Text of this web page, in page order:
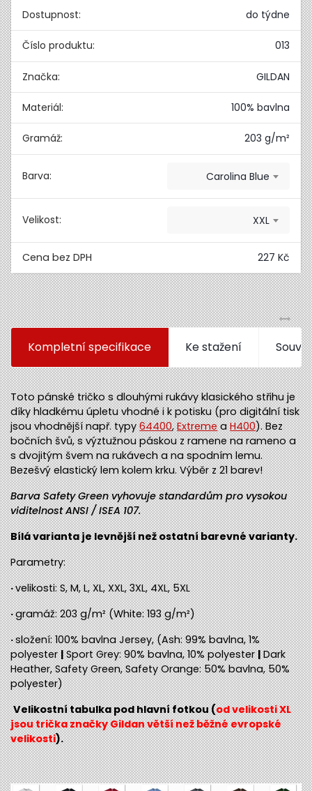
Dostupnost: do týdne
Číslo produktu: 013
Značka: GILDAN
Materiál: 100% bavlna
Gramáž: 203 g/m²
Barva: Carolina Blue
Velikost: XXL
227 Kč
Kompletní specifikace Ke stažení
Toto pánské tričko s dlouhými rukávy klasického střihu je
díky hladkému úpletu vhodné i k potisku (pro digitální tisk
jsou vhodnější např. typy64400,ExtremeaH400). Bez
bočních švů, s výztužnou páskou z ramene na rameno a
s dvojitým švem na rukávech a na spodním lemu.
Bezešvý elastický lem kolem krku. Výběr z 21 barev!
Barva Safety Green vyhovuje standardům pro vysokou
viditelnost ANSI / ISEA 107.
Bílá varianta je levnější než ostatní barevné varianty.
Parametry:
·velikosti: S, M, L, XL, XXL, 3XL, 4XL, 5XL
·gramáž: 203 g/m² (White: 193 g/m²)
·složení: 100% bavlna Jersey, (Ash: 99% bavlna, 1%
polyester|Sport Grey: 90% bavlna, 10% polyester|Dark
Heather, Safety Green, Safety Orange: 50% bavlna, 50%
polyester)
Velikostní tabulka pod hlavní fotkou (od velikosti XL
jsou trička značky Gildan větší než běžné evropské
velikosti).